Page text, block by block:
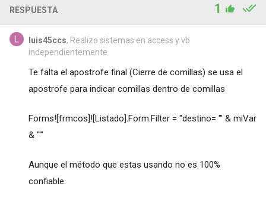
RESPUESTA 1
luis45ccs, Realizo sistemas en access y vb
independientemente
Te falta el apostrofe final (Cierre de comillas) se usa el
apostrofe para indicar comillas dentro de comillas
Forms![frmcos]![Listado].Form.Filter = "destino= '" & miVar
& "'"
Aunque el método que estas usando no es 100%
confiable